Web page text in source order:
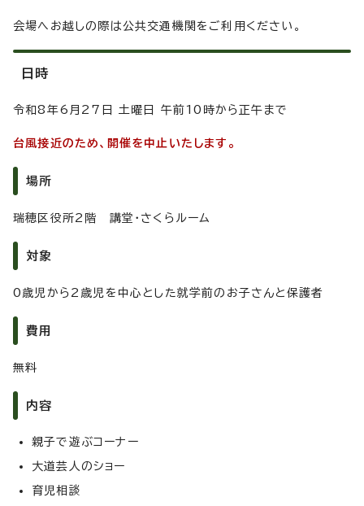
会場へお越しの際は公共交通機関をご利用ください。
日時
令和8年6月27日 土曜日 午前10時から正午まで
台風接近のため、開催を中止いたします。
場所
瑞穂区役所2階 講堂・さくらルーム
対象
0歳児から2歳児を中心とした就学前のお子さんと保護者
費用
無料
内容
親子で遊ぶコーナー
大道芸人のショー
育児相談